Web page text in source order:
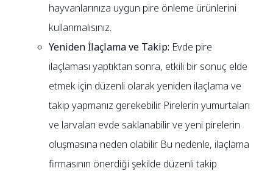
hayvanlarınıza uygun pire önleme ürünlerini
kullanmalısınız.
Yeniden İlaçlama ve Takip: Evde pire
ilaçlaması yaptıktan sonra, etkili bir sonuç elde
etmek için düzenli olarak yeniden ilaçlama ve
takip yapmanız gerekebilir. Pirelerin yumurtaları
ve larvaları evde saklanabilir ve yeni pirelerin
oluşmasına neden olabilir. Bu nedenle, ilaçlama
firmasının önerdiği şekilde düzenli takip